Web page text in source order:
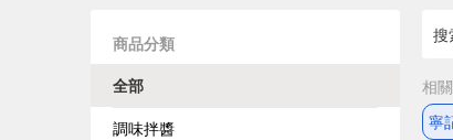
商品分類
全部
調味拌醬
搜
相
寧